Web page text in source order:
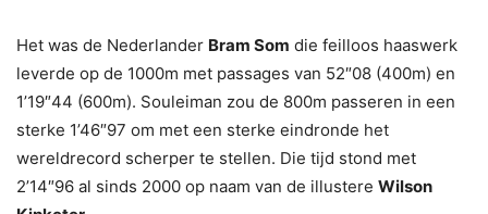
Het was de Nederlander Bram Som die feilloos haaswerk
leverde op de 1000m met passages van 52″08 (400m) en
1’19″44 (600m). Souleiman zou de 800m passeren in een
sterke 1’46″97 om met een sterke eindronde het
wereldrecord scherper te stellen. Die tijd stond met
2’14″96 al sinds 2000 op naam van de illustere Wilson